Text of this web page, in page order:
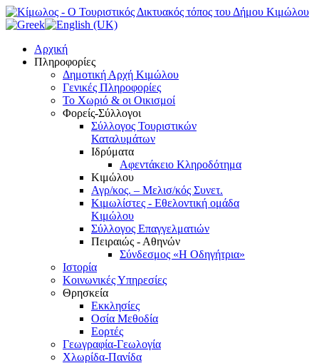
Αρχική
Πληροφορίες
Δημοτική Αρχή Κιμώλου
Γενικές Πληροφορίες
Το Xωριό & οι Οικισμοί
Φορείς-Σύλλογοι
Σύλλογος Τουριστικών
Καταλυμάτων
Ιδρύματα
Αφεντάκειο Κληροδότημα
Κιμώλου
Αγρ/κος. – Μελισ/κός Συνετ.
Κιμωλίστες - Εθελοντική ομάδα
Κιμώλου
Σύλλογος Επαγγελματιών
Πειραιώς - Αθηνών
Σύνδεσμος «Η Οδηγήτρια»
Ιστορία
Κοινωνικές Υπηρεσίες
Θρησκεία
Εκκλησίες
Οσία Μεθοδία
Εορτές
Γεωγραφία-Γεωλογία
Χλωρίδα-Πανίδα